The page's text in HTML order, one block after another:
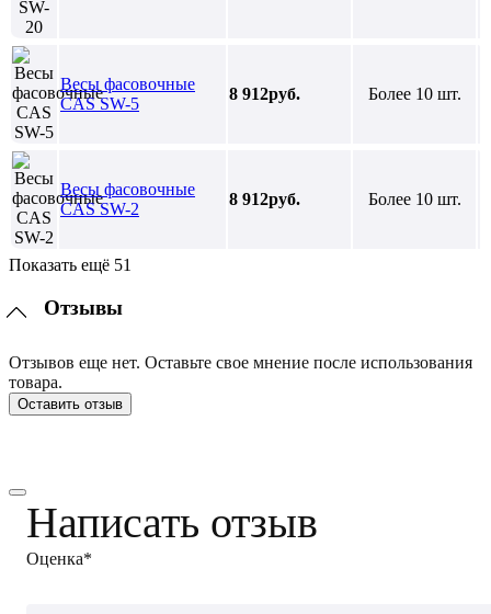
Весы фасовочные
CAS SW-5
8 912руб. Более 10 шт.
Весы фасовочные
CAS SW-2
8 912руб. Более 10 шт.
Показать ещё 51
Отзывы
Отзывов еще нет. Оставьте свое мнение после использования
товара.
Оставить отзыв
Написать отзыв
Оценка*